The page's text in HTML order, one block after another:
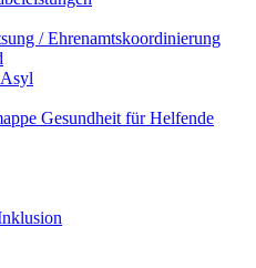
/ Ehrenamtskoordinierung
Gesundheit für Helfende